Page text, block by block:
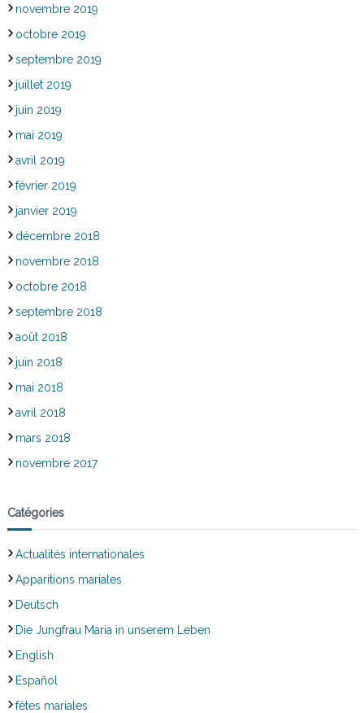
novembre 2019
octobre 2019
septembre 2019
juillet 2019
juin 2019
mai 2019
avril 2019
février 2019
janvier 2019
décembre 2018
novembre 2018
octobre 2018
septembre 2018
août 2018
juin 2018
mai 2018
avril 2018
mars 2018
novembre 2017
Catégories
Actualités internationales
Apparitions mariales
Deutsch
Die Jungfrau Maria in unserem Leben
English
Español
fêtes mariales